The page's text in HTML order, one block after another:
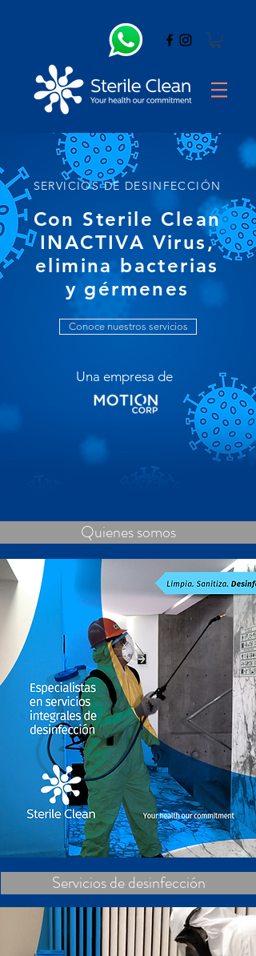
SERVICIOS DE DESINFECCIÓN
Con Sterile Clean
INACTIVA Virus,
elimina bacterias
y gérmenes
Conoce nuestros servicios
Una empresa de
Quienes somos
Servicios de desinfección